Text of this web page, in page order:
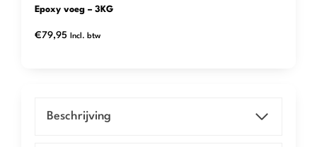
Epoxy voeg – 3KG
€79,95 Incl. btw
Beschrijving